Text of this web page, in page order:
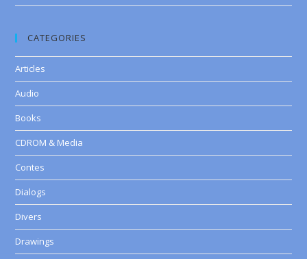
CATEGORIES
Articles
Audio
Books
CDROM & Media
Contes
Dialogs
Divers
Drawings